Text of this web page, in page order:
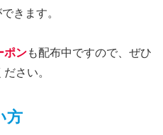
きます。
ポンも配布中ですので、ぜひ
さい。
方